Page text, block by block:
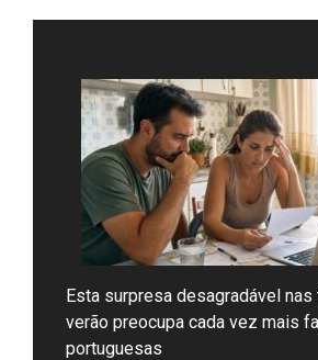
Esta surpresa desagradável
verão preocupa cada vez mais
portuguesas